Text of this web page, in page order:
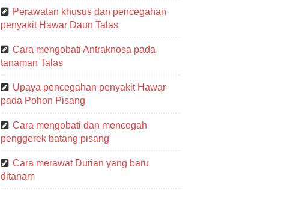
Perawatan khusus dan pencegahan
penyakit Hawar Daun Talas
Cara mengobati Antraknosa pada
tanaman Talas
Upaya pencegahan penyakit Hawar
pada Pohon Pisang
Cara mengobati dan mencegah
penggerek batang pisang
Cara merawat Durian yang baru
ditanam